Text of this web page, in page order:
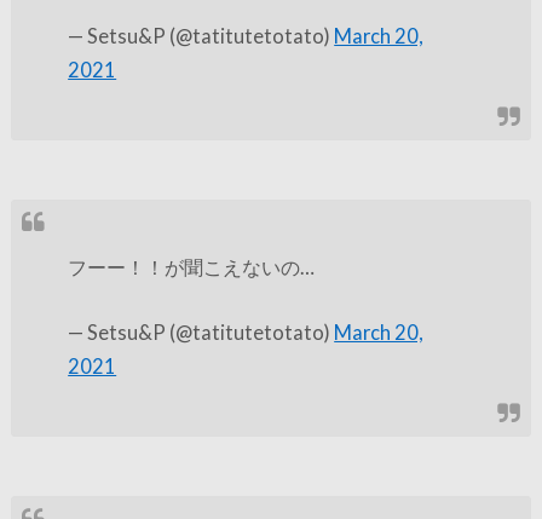
— Setsu&P (@tatitutetotato) March 20,
2021
フーー！！が聞こえないの…
— Setsu&P (@tatitutetotato) March 20,
2021